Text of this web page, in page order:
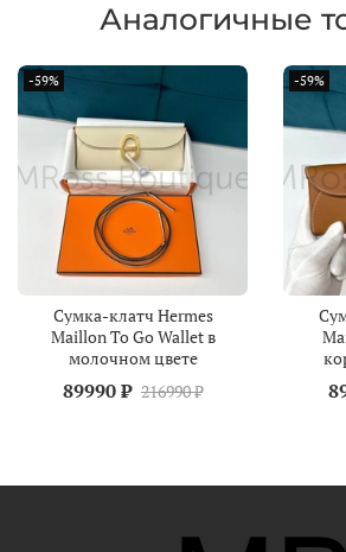
Аналогичные
-59%
Сумка-клатч Hermes
Maillon To Go Wallet в
молочном цвете
89990 ₽ 216990 ₽
-59%